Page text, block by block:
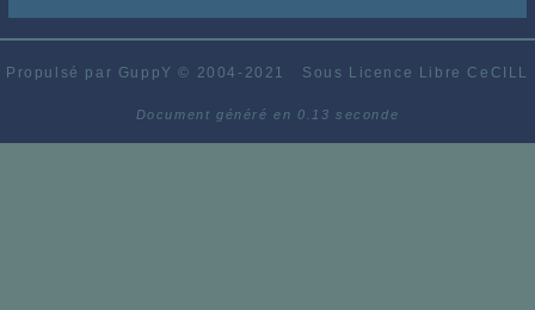
Propulsé par GuppY© 2004-2021 Sous Licence Libre CeCILL
Document généré en 0.13 seconde